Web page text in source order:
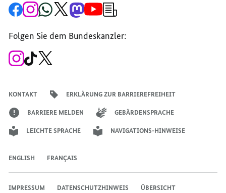
Zur
Facebook-
Bundesregierung
Zum
Instagram-
Bundesregierung
Zum
WhatsApp-
Bundesregierung
Zum
X-
Regierungssprechers
Zum
Mastodon-
Bundesregierung
Zum
YouTube-
Bundesregierung
Anmeldung
Folgen Sie dem Bundeskanzler:
Zum
Instagram-
Zum
TikTok-
KONTAKT ERKLÄRUNG ZUR BARRIEREFREIHEIT
BARRIERE MELDEN GEBÄRDENSPRACHE
LEICHTE SPRACHE NAVIGATIONS-HINWEISE
ENGLISH FRANÇAIS
IMPRESSUM DATENSCHUTZHINWEIS
ÜBERSICHT